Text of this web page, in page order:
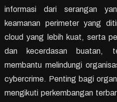
informasi dari serangan
keamanan perimeter yang
cloud yang lebih kuat, serta
dan kecerdasan buatan,
membantu melindungi
cybercrime. Penting bagi
mengikuti perkembangan